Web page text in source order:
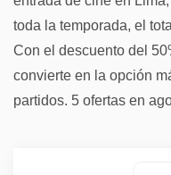
toda la temporada, el
Con el descuento del
convierte en la opción
partidos. 5 ofertas en